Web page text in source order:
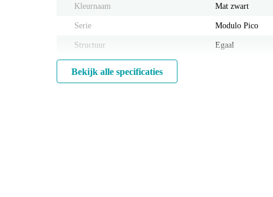
Kleurnaam Mat zwart
Serie Modulo Pico
Structuur Egaal
Bekijk alle specificaties